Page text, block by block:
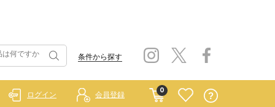
条件から探す
0
ログイン 会員登録